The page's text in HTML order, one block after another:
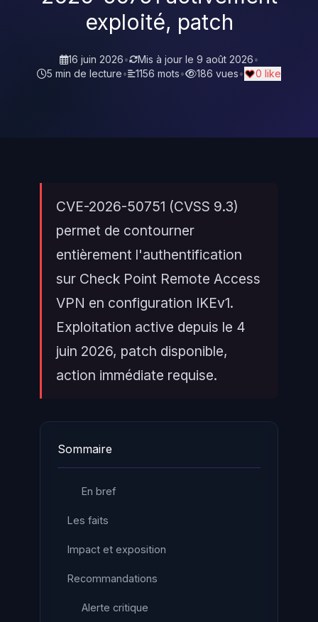
exploité, patch
16 juin 2026• Mis à jour le 9 août 2026•
5 min de lecture• 1156 mots• 186 vues• 0 like
CVE-2026-50751 (CVSS 9.3)
permet de contourner
entièrement l'authentification
sur Check Point Remote Access
VPN en configuration IKEv1.
Exploitation active depuis le 4
juin 2026, patch disponible,
action immédiate requise.
Sommaire
En bref
Les faits
Impact et exposition
Recommandations
Alerte critique